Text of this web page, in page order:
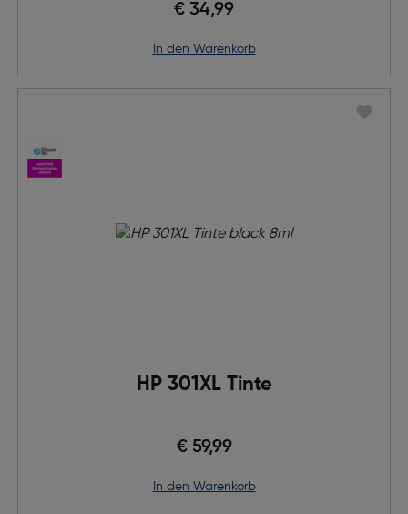
€ 34,99
in den Warenkorb
HP 301XL Tinte
€ 59,99
in den Warenkorb